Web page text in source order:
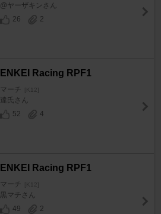
@ヤーザキンさん
26
2
ENKEI Racing RPF1
マーチ
達氏さん
52
4
ENKEI Racing RPF1
マーチ
黒マチさん
49
2